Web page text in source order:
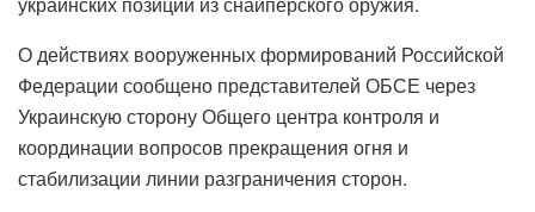
О действиях вооруженных формирований Российской
Федерации сообщено представителей ОБСЕ через
Украинскую сторону Общего центра контроля и
координации вопросов прекращения огня и
стабилизации линии разграничения сторон.